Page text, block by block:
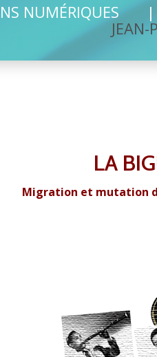
NUMÉRIQUES
JEAN-
LA
Migration et mutation